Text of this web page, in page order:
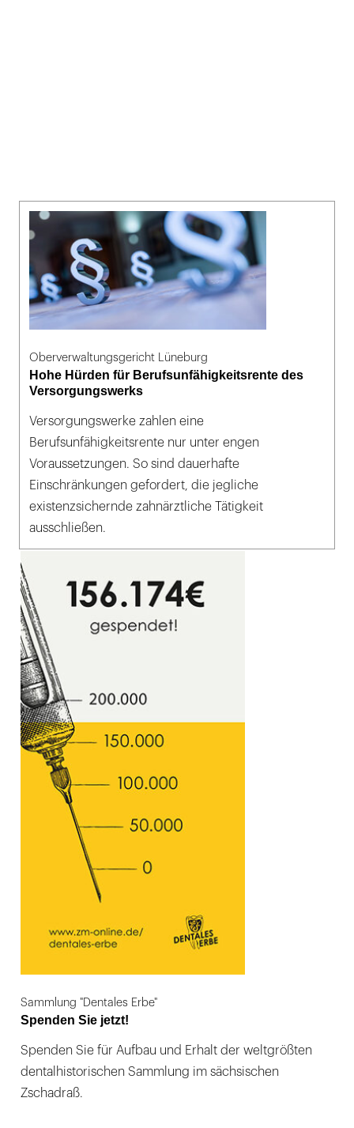
Oberverwaltungsgericht Lüneburg
Hohe Hürden für Berufsunfähigkeitsrente des
Versorgungswerks
Versorgungswerke zahlen eine
Berufsunfähigkeitsrente nur unter engen
Voraussetzungen. So sind dauerhafte
Einschränkungen gefordert, die jegliche
existenzsichernde zahnärztliche Tätigkeit
ausschließen.
Sammlung "Dentales Erbe"
Spenden Sie jetzt!
Spenden Sie für Aufbau und Erhalt der weltgrößten
dentalhistorischen Sammlung im sächsischen
Zschadraß.